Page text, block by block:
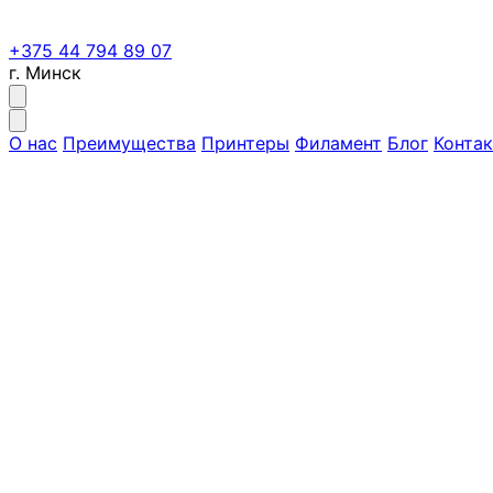
+375 44 794 89 07
г. Минск
О нас Преимущества Принтеры Филамент Блог